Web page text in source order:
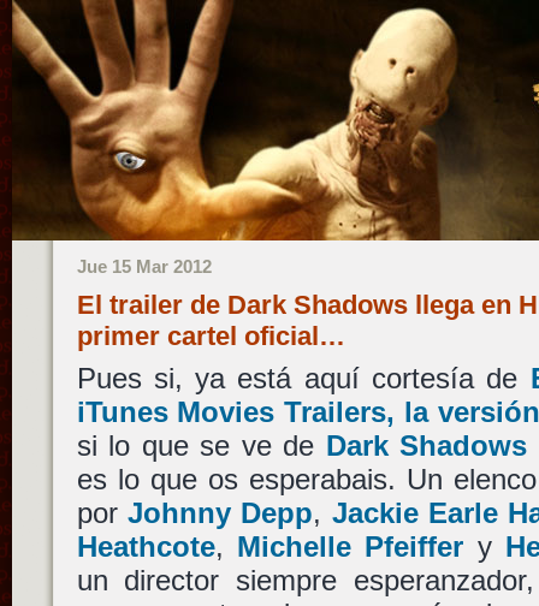
Jue 15 Mar 2012
El trailer de Dark Shadows llega en
primer cartel oficial…
Pues si, ya está aquí cortesía de
iTunes Movies Trailers, la
si lo que se ve de Dark Shadows
es lo que os esperabais. Un
por Johnny Depp, Jackie Earle
Heathcote, Michelle Pfeiffer y
un director siempre